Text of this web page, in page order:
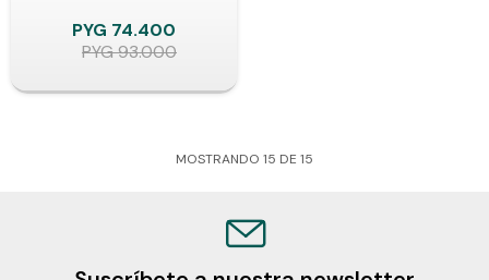
PYG 74.400
PYG93.000
MOSTRANDO 15 DE 15